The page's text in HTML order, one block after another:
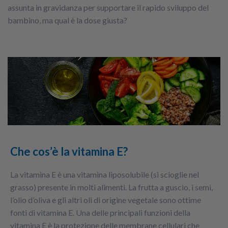
assunta in gravidanza per supportare il rapido sviluppo del
bambino, ma qual è la dose giusta?
Che cos’è la vitamina E?
La vitamina E è una vitamina liposolubile (si scioglie nel
grasso) presente in molti alimenti. La frutta a guscio, i semi,
l’olio d’oliva e gli altri oli di origine vegetale sono ottime
fonti di vitamina E. Una delle principali funzioni della
vitamina E è la protezione delle membrane cellulari che